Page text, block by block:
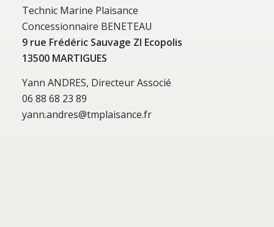
Technic Marine Plaisance
Concessionnaire BENETEAU
9 rue Frédéric Sauvage ZI Ecopolis
13500 MARTIGUES
Yann ANDRES, Directeur Associé
06 88 68 23 89
yann.andres@tmplaisance.fr